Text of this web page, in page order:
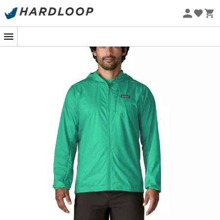
Promos d'été 🔥 -5 % EXTRA dès 2 produits* code Summer5
Eco-conçu
Résistante et polyvalente.
Vous qui êtes un véritable caméléon des
Houdini Jacket , pour homme